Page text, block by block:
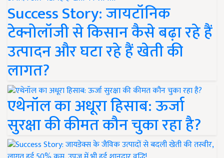
Success Story: जायटॉनिक
टेक्नोलॉजी से किसान कैसे बढ़ा रहे हैं
उत्पादन और घटा रहे हैं खेती की
लागत?
एथेनॉल का अधूरा हिसाब: ऊर्जा
सुरक्षा की कीमत कौन चुका रहा है?